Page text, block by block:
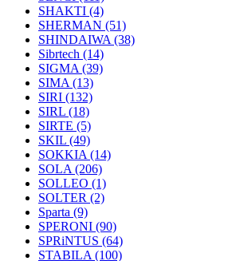
SHAKTI (4)
SHERMAN (51)
SHINDAIWA (38)
Sibrtech (14)
SIGMA (39)
SIMA (13)
SIRI (132)
SIRL (18)
SIRTE (5)
SKIL (49)
SOKKIA (14)
SOLA (206)
SOLLEO (1)
SOLTER (2)
Sparta (9)
SPERONI (90)
SPRiNTUS (64)
STABILA (100)